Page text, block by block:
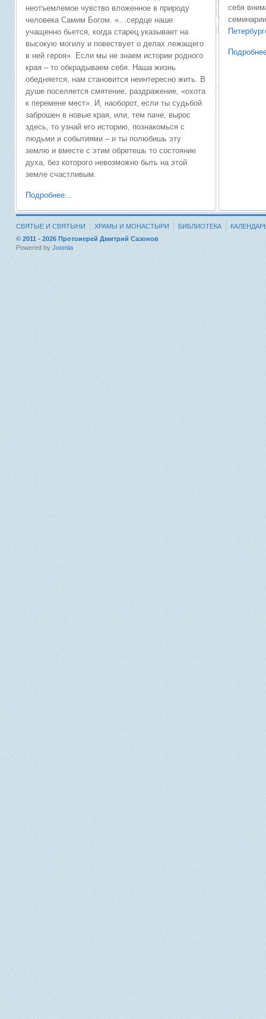
неотъемлемое чувство вложенное в природу
человека Самим Богом. «…сердце наше
учащенно бьется, когда старец указывает на
высокую могилу и повествует о делах лежащего
в ней героя». Если мы не знаем истории родного
края – то обкрадываем себя. Наша жизнь
обедняется, нам становится неинтересно жить. В
душе поселяется смятение, раздражение, «охота
к перемене мест». И, наоборот, если ты судьбой
заброшен в новые края, или, тем паче, вырос
здесь, то узнай его историю, познакомься с
людьми и событиями – и ты полюбишь эту
землю и вместе с этим обретешь то состояние
духа, без которого невозможно быть на этой
земле счастливым.
Подробнее...
себя
СВЯТЫЕ И СВЯТЫНИ ХРАМЫ И МОНАСТЫРИ БИБЛИОТЕКА
© 2011 - 2026 Протоиерей Дмитрий Сазонов
Powered by Joomla